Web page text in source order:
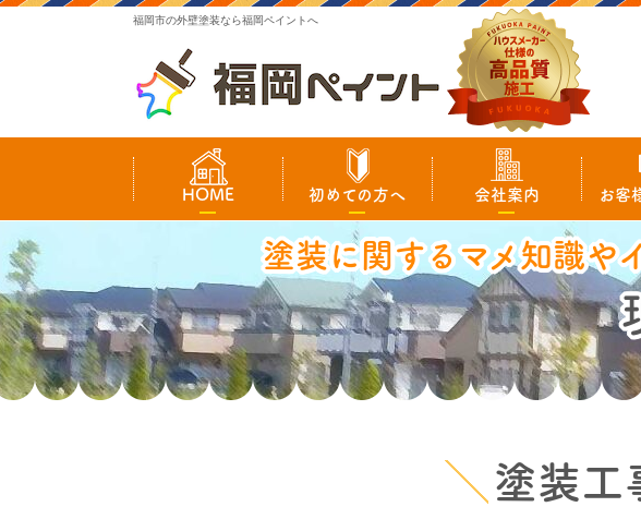
福岡市の外壁塗装なら福岡ペイントへ
HOME 初めての方へ 会社案内 お客
塗装に関するマメ知識や
塗装工